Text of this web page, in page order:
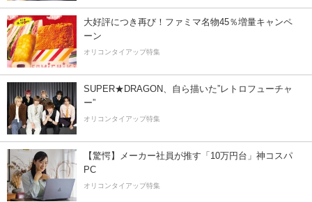
大好評につき再び！ファミマ名物45％増量キャンペ
ーン
オリコンタイアップ特集
SUPER★DRAGON、自ら描いた”レトロフューチャ
ー”
オリコンタイアップ特集
【驚愕】メーカー社員が推す「10万円台」神コスパ
PC
オリコンタイアップ特集